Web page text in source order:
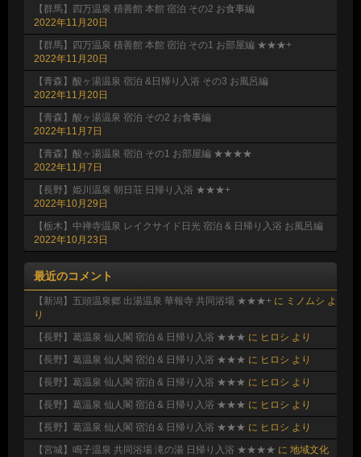
【群馬】四万温泉 積善館 本館 宿泊 その2 お食事編
2022年11月20日
【群馬】四万温泉 積善館 本館 宿泊 その1 お部屋編 ★★★+
2022年11月20日
【青森】酸ヶ湯温泉 宿泊 &日帰り入浴 その3 お風呂編
2022年11月20日
【青森】酸ヶ湯温泉 宿泊 その2 お食事編
2022年11月7日
【青森】酸ヶ湯温泉 宿泊 その1 お部屋編 ★★★★
2022年11月7日
【長野】姫川温泉 朝日荘 日帰り入浴 ★★★+
2022年10月29日
【栃木】中禅寺温泉 レイクサイド日光 宿泊 & 日帰り入浴 お風呂編
2022年10月23日
最近のコメント
【新潟】五頭温泉郷 出湯温泉 華報寺 共同浴場 ★★★+ に ミノムシ よ
り
【長野】葛温泉 仙人閣 宿泊 & 日帰り入浴 ★★★ に ヒロシ より
【長野】葛温泉 仙人閣 宿泊 & 日帰り入浴 ★★★ に ヒロシ より
【長野】葛温泉 仙人閣 宿泊 & 日帰り入浴 ★★★ に ヒロシ より
【長野】葛温泉 仙人閣 宿泊 & 日帰り入浴 ★★★ に ヒロシ より
【長野】葛温泉 仙人閣 宿泊 & 日帰り入浴 ★★★ に ヒロシ より
【宮城】鳴子温泉 共同浴場 滝の湯 日帰り入浴 ★★★★ に 地域文化